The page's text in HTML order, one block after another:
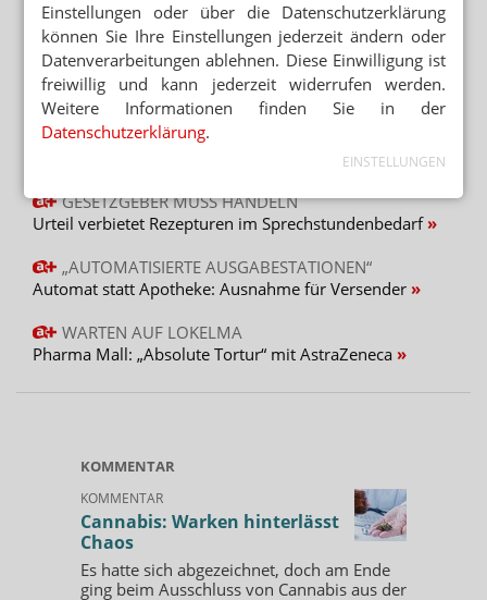
Einstellungen oder über die Datenschutzerklärung
können Sie Ihre Einstellungen jederzeit ändern oder
Datenverarbeitungen ablehnen. Diese Einwilligung ist
freiwillig und kann jederzeit widerrufen werden.
Weitere Informationen finden Sie in der
Datenschutzerklärung.
EINSTELLUNGEN
TABAKENTWÖHNUNG
FAQ: Nikotin auf Rezept
AUGENMEDIKAMENTE
Lohnhersteller baut Werk für Théa
GESETZGEBER MUSS HANDELN
Urteil verbietet Rezepturen im Sprechstundenbedarf
„AUTOMATISIERTE AUSGABESTATIONEN“
Automat statt Apotheke: Ausnahme für Versender
WARTEN AUF LOKELMA
Pharma Mall: „Absolute Tortur“ mit AstraZeneca
KOMMENTAR
KOMMENTAR
Cannabis: Warken hinterlässt
Chaos
Es hatte sich abgezeichnet, doch am Ende
ging beim Ausschluss von Cannabis aus der